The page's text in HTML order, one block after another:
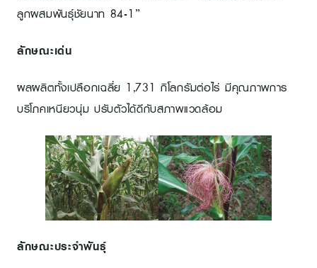
ลูกผสมพันธุ์ชัยนาท 84-1”
ลักษณะเด่น
ผลผลิตทั้งเปลือกเฉลี่ย 1,731 กิโลกรัมต่อไร่ มีคุณภาพการ
บริโภคเหนียวนุ่ม ปรับตัวได้ดีกับสภาพแวดล้อม
ลักษณะประจำพันธุ์